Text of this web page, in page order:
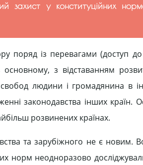
захист у конституційних
поряд із перевагами (доступ
з відставанням
людини і громадянина в
законодавства інших країн.
розвинених країнах.
та зарубіжного не є новим.
норм неодноразово